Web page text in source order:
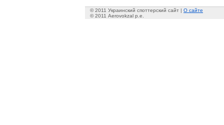
© 2011 Украинский споттерский сайт | О сайте
© 2011 Aerovokzal p.e.